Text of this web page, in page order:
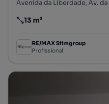
Preço por metro quadrado
13 m²
RE/MAX Siimgroup
Profissional